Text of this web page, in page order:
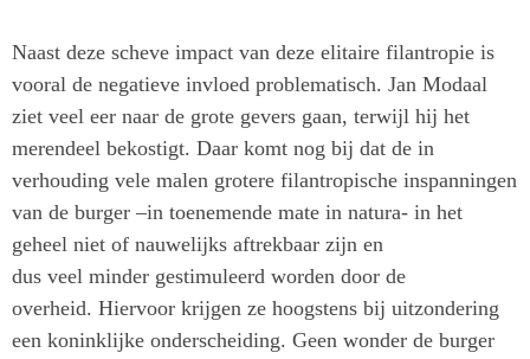
Naast deze scheve impact van deze elitaire filantropie is
vooral de negatieve invloed problematisch. Jan Modaal
ziet veel eer naar de grote gevers gaan, terwijl hij het
merendeel bekostigt. Daar komt nog bij dat de in
verhouding vele malen grotere filantropische inspanningen
van de burger –in toenemende mate in natura- in het
geheel niet of nauwelijks aftrekbaar zijn en
dus veel minder gestimuleerd worden door de
overheid. Hiervoor krijgen ze hoogstens bij uitzondering
een koninklijke onderscheiding. Geen wonder de burger